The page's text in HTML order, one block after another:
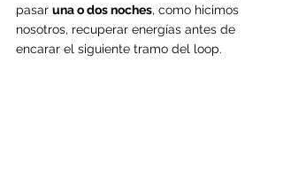
pasar una o dos noches, como hicimos
nosotros, recuperar energías antes de
encarar el siguiente tramo del loop.